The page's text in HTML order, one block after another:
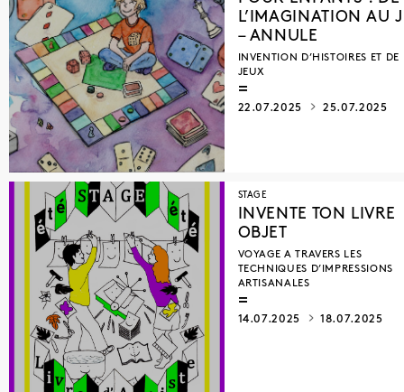
L’IMAGINATION AU
– ANNULE
INVENTION D’HISTOIRES ET DE
JEUX
22.07.2025 25.07.2025
STAGE
INVENTE TON LIVRE
OBJET
VOYAGE A TRAVERS LES
TECHNIQUES D’IMPRESSIONS
ARTISANALES
14.07.2025 18.07.2025